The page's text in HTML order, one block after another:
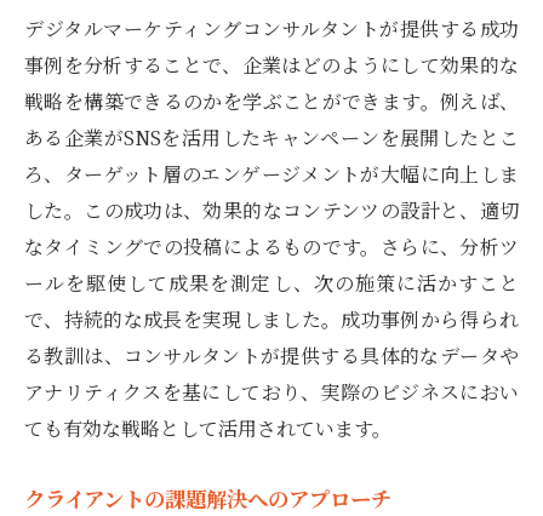
デジタルマーケティングコンサルタントが提供する成功
事例を分析することで、企業はどのようにして効果的な
戦略を構築できるのかを学ぶことができます。例えば、
ある企業がSNSを活用したキャンペーンを展開したとこ
ろ、ターゲット層のエンゲージメントが大幅に向上しま
した。この成功は、効果的なコンテンツの設計と、適切
なタイミングでの投稿によるものです。さらに、分析ツ
ールを駆使して成果を測定し、次の施策に活かすこと
で、持続的な成長を実現しました。成功事例から得られ
る教訓は、コンサルタントが提供する具体的なデータや
アナリティクスを基にしており、実際のビジネスにおい
ても有効な戦略として活用されています。
クライアントの課題解決へのアプローチ